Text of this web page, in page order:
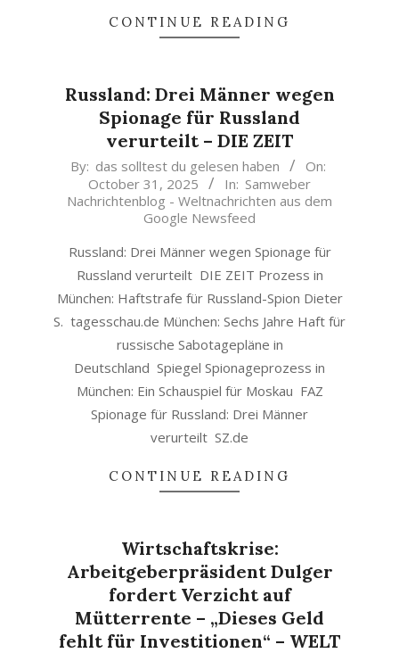
CONTINUE READING
Russland: Drei Männer wegen
Spionage für Russland
verurteilt – DIE ZEIT
2025-
31
By: das solltest du gelesen haben
On:
October 31, 2025
In: Samweber
Nachrichtenblog - Weltnachrichten aus dem
Google Newsfeed
Russland: Drei Männer wegen Spionage für
Russland verurteilt DIE ZEIT Prozess in
München: Haftstrafe für Russland-Spion Dieter
S. tagesschau.de München: Sechs Jahre Haft für
russische Sabotagepläne in
Deutschland Spiegel Spionageprozess in
München: Ein Schauspiel für Moskau FAZ
Spionage für Russland: Drei Männer
verurteilt SZ.de
CONTINUE READING
Wirtschaftskrise:
Arbeitgeberpräsident Dulger
fordert Verzicht auf
Mütterrente – „Dieses Geld
fehlt für Investitionen“ – WELT